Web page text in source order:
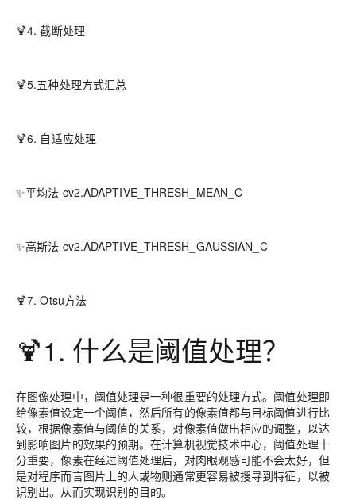
🍹4. 截断处理
🍹5.五种处理方式汇总
🍹6. 自适应处理
✨平均法 cv2.ADAPTIVE_THRESH_MEAN_C
✨高斯法 cv2.ADAPTIVE_THRESH_GAUSSIAN_C
🍹7. Otsu方法
🍹1. 什么是阈值处理？
在图像处理中，阈值处理是一种很重要的处理方式。阈值处理即
给像素值设定一个阈值，然后所有的像素值都与目标阈值进行比
较，根据像素值与阈值的关系，对像素值做出相应的调整，以达
到影响图片的效果的预期。在计算机视觉技术中心，阈值处理十
分重要，像素在经过阈值处理后，对肉眼观感可能不会太好，但
是对程序而言图片上的人或物则通常更容易被搜寻到特征，以被
识别出。从而实现识别的目的。